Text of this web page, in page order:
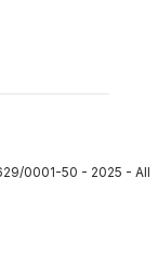
0001-50 - 2025 - All